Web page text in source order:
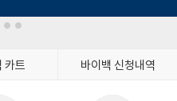
카트 바이백 신청내역